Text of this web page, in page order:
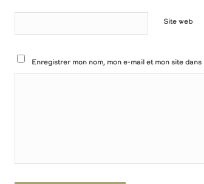
Site web
Enregistrer mon nom, mon e-mail et mon site